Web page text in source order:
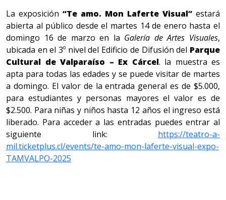
La exposición “Te amo. Mon Laferte Visual” estará
abierta al público desde el martes 14 de enero hasta el
domingo 16 de marzo en la Galería de Artes Visuales,
ubicada en el 3º nivel del Edificio de Difusión del Parque
Cultural de Valparaíso – Ex Cárcel. la muestra es
apta para todas las edades y se puede visitar de martes
a domingo. El valor de la entrada general es de $5.000,
para estudiantes y personas mayores el valor es de
$2.500. Para niñas y niños hasta 12 años el ingreso está
liberado. Para acceder a las entradas puedes entrar al
siguiente link: https://teatro-a-
mil.ticketplus.cl/events/te-amo-mon-laferte-visual-expo-
TAMVALPO-2025